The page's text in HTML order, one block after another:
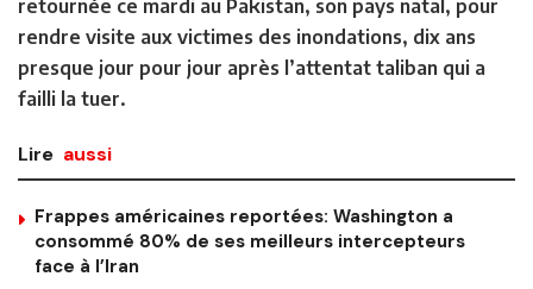
retournée ce mardi au Pakistan, son pays natal, pour
rendre visite aux victimes des inondations, dix ans
presque jour pour jour après l’attentat taliban qui a
failli la tuer.
Lire aussi
Frappes américaines reportées: Washington a
consommé 80% de ses meilleurs intercepteurs
face à l’Iran